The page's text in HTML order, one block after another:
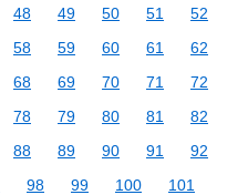
48 49 50 51
52
58 59 60 61
62
68 69 70 71
72
78 79 80 81
82
88 89 90 91
92
98 99 100
101